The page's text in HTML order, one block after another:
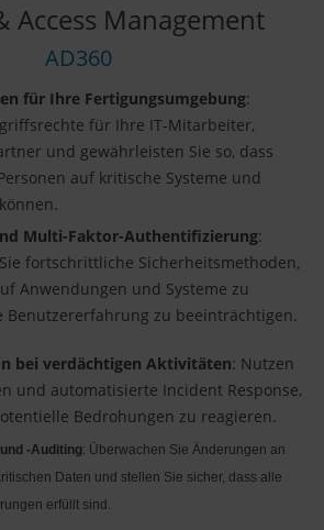
Access Management
AD360
für Ihre Fertigungsumgebung:
für Ihre IT-Mitarbeiter,
und gewährleisten Sie so, dass
auf kritische Systeme und
Multi-Faktor-Authentifizierung:
fortschrittliche Sicherheitsmethoden,
Anwendungen und Systeme zu
Benutzererfahrung zu beeinträchtigen.
bei verdächtigen Aktivitäten: Nutzen
und automatisierte Incident Response,
Bedrohungen zu reagieren.
-Auditing: Überwachen Sie Änderungen an
Daten und stellen Sie sicher, dass alle
erfüllt sind.